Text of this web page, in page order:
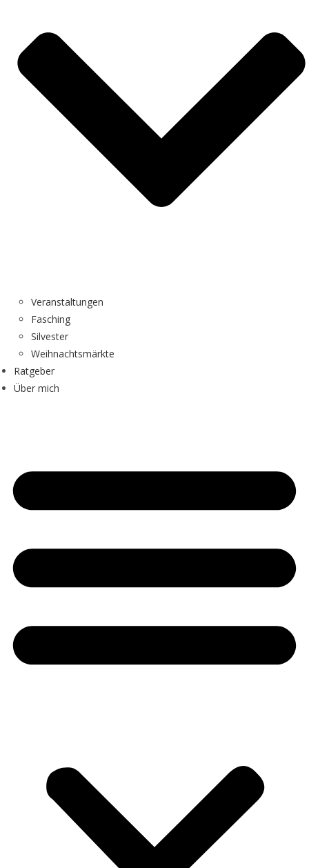
Veranstaltungen
Fasching
Silvester
Weihnachtsmärkte
Ratgeber
Über mich